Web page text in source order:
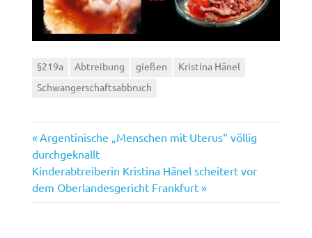
§219a Abtreibung gießen
Kristina Hänel
Schwangerschaftsabbruch
Beitragsnavigation
Vorheriger
Beitrag:
Argentinische „Menschen mit Uterus“ völlig
durchgeknallt
Nächster
Beitrag:
Kinderabtreiberin Kristina Hänel scheitert vor
dem Oberlandesgericht Frankfurt